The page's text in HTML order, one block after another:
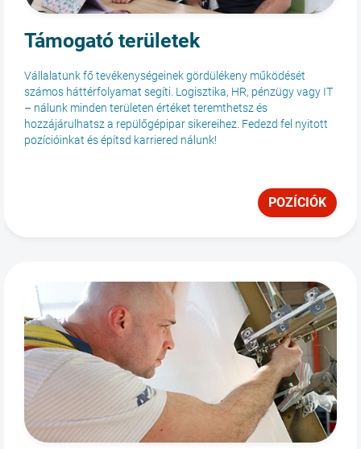
Támogató területek
Vállalatunk fő tevékenységeinek gördülékeny működését
számos háttérfolyamat segíti. Logisztika, HR, pénzügy vagy IT
– nálunk minden területen értéket teremthetsz és
hozzájárulhatsz a repülőgépipar sikereihez. Fedezd fel nyitott
pozícióinkat és építsd karriered nálunk!
POZÍCIÓK